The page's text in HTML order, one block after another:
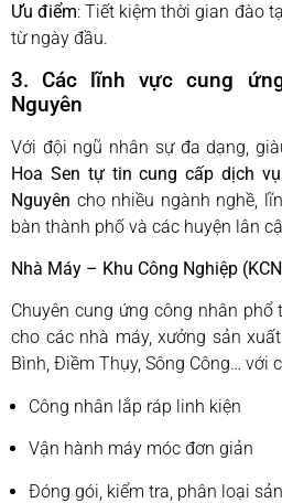
Ưu điểm: Tiết kiệm thời gian đào
từ ngày đầu.
3. Các lĩnh vực cung
Nguyên
Với đội ngũ nhân sự đa dạng,
Hoa Sen tự tin cung cấp dịch
Nguyên cho nhiều ngành nghề,
bàn thành phố và các huyện lân
Nhà Máy – Khu Công Nghiệp (KCN
Chuyên cung ứng công nhân
cho các nhà máy, xưởng sản
Bình, Điềm Thụy, Sông Công… với
Công nhân lắp ráp linh kiện
Vận hành máy móc đơn giản
Đóng gói, kiểm tra, phân loại